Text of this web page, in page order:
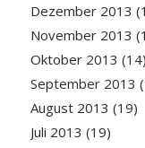
Dezember 2013
November 2013
Oktober 2013 (14)
September 2013
August 2013 (19)
Juli 2013 (19)